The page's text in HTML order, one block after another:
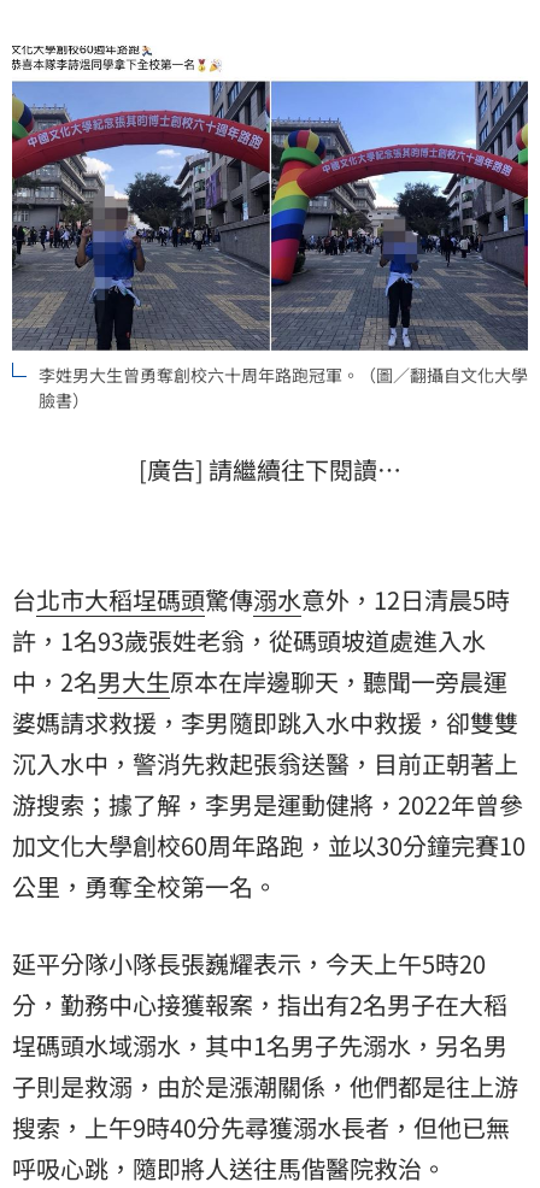
李姓男大生曾勇奪創校六十周年路跑冠軍。（圖／翻攝自文化大學
臉書）
[廣告] 請繼續往下閱讀…
台北市大稻埕碼頭驚傳溺水意外，12日清晨5時
許，1名93歲張姓老翁，從碼頭坡道處進入水
中，2名男大生原本在岸邊聊天，聽聞一旁晨運
婆媽請求救援，李男隨即跳入水中救援，卻雙雙
沉入水中，警消先救起張翁送醫，目前正朝著上
游搜索；據了解，李男是運動健將，2022年曾參
加文化大學創校60周年路跑，並以30分鐘完賽10
公里，勇奪全校第一名。
延平分隊小隊長張巍耀表示，今天上午5時20
分，勤務中心接獲報案，指出有2名男子在大稻
埕碼頭水域溺水，其中1名男子先溺水，另名男
子則是救溺，由於是漲潮關係，他們都是往上游
搜索，上午9時40分先尋獲溺水長者，但他已無
呼吸心跳，隨即將人送往馬偕醫院救治。